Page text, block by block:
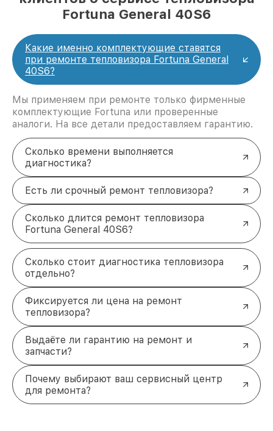
Fortuna General 40S6
Какие именно комплектующие ставятся
при ремонте тепловизора Fortuna General
40S6?
Мы применяем при ремонте только фирменные
комплектующие Fortuna или проверенные
аналоги. На все детали предоставляем гарантию.
Сколько времени выполняется
диагностика?
Есть ли срочный ремонт тепловизора?
Сколько длится ремонт тепловизора
Fortuna General 40S6?
Сколько стоит диагностика тепловизора
отдельно?
Фиксируется ли цена на ремонт
тепловизора?
Выдаёте ли гарантию на ремонт и
запчасти?
Почему выбирают ваш сервисный центр
для ремонта?